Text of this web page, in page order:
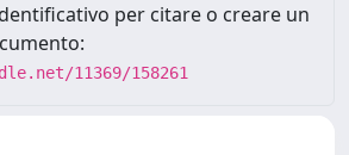
per citare o creare un
11369/158261